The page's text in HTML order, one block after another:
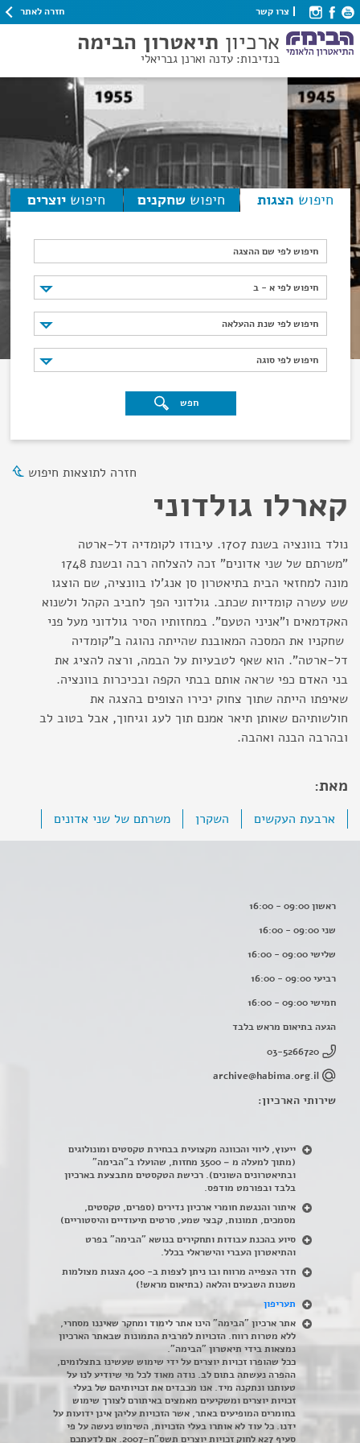
צרו קשר חזרה לאתר
ארכיון תיאטרון הבימה
בנדיבות: עדנה וארנן גבריאלי
חיפוש הצגות חיפוש שחקנים חיפוש יוצרים
חיפוש לפי שם ההצגה
חיפוש לפי א - ב
חיפוש לפי א - ב
חיפוש לפי שנת ההעלאה
חיפוש לפי שנת ההעלאה
חיפוש לפי סוגה
חיפוש לפי סוגה
חפש
חזרה לתוצאות חיפוש
קארלו גולדוני
נולד בוונציה בשנת 1707. עיבודו לקומדיה דל-ארטה
"משרתם של שני אדונים" זכה להצלחה רבה ובשנת 1748
מונה למחזאי הבית בתיאטרון סן אנג'לו בוונציה, שם הוצגו
שש עשרה קומדיות שכתב. גולדוני הפך לחביב הקהל ולשנוא
האקדמאים ו"אניני הטעם". במחזותיו הסיר גולדוני מעל פני
שחקניו את המסכה המאובנת שהייתה נהוגה ב"קומדיה
דל-ארטה". הוא שאף לטבעיות על הבמה, ורצה להציג את
בני האדם כפי שראה אותם בבתי הקפה ובכיכרות בוונציה.
שאיפתו הייתה שתוך צחוק יכירו הצופים בהצגה את
חולשותיהם שאותן תיאר אמנם תוך לעג וגיחוך, אבל בטוב לב
ובהרבה הבנה ואהבה.
מאת:
ארבעת העקשים השקרן משרתם של שני אדונים
ראשון 09:00 - 16:00
שני 09:00 - 16:00
שלישי 09:00 - 16:00
רביעי 09:00 - 16:00
חמישי 09:00 - 16:00
הגעה בתיאום מראש בלבד
03-5266720
archive@habima.org.il
שירותי הארכיון:
ייעוץ, ליווי והכוונה מקצועית בבחירת טקסטים ומונולוגים
(מתוך למעלה מ – 3500 מחזות, שהועלו ב"הבימה"
ובתיאטרונים השונים). רכישת הטקסטים מתבצעת בארכיון
בלבד ובפורמט מודפס.
איתור והנגשת חומרי ארכיון נדירים (ספרים, טקסטים,
מסמכים, תמונות, קבצי שמע, סרטים תיעודיים והיסטוריים)
סיוע בהכנת עבודות ותחקירים בנושא "הבימה" בפרט
והתיאטרון העברי והישראלי בכלל.
חדר הצפייה מרווח ובו ניתן לצפות ב- 400 הצגות מצולמות
משנות השבעים והלאה (בתיאום מראש!)
תעריפון
אתר ארכיון "הבימה" הינו אתר לימוד ומחקר שאיננו מסחרי,
ללא מטרות רווח. הזכויות למרבית התמונות שבאתר הארכיון
נמצאות בידי תיאטרון "הבימה".
ככל שהופרו זכויות יוצרים על ידי שימוש שעשינו בתצלומים,
ההפרה נעשתה בתום לב. נודה מאוד לכל מי שיודיע לנו על
טעותנו ונתקנה מיד. אנו מכבדים את זכויותיהם של בעלי
זכויות יוצרים ומשקיעים מאמצים באיתורם לצורך שימוש
בחומרים המופיעים באתר, אשר הזכויות עליהן אינן ידועות על
ידנו. כל עוד לא אותרו בעלי הזכויות, השימוש נעשה על פי
סעיף 27א לחוק זכויות יוצרים תשס"ח-2007. אם לדעתכם